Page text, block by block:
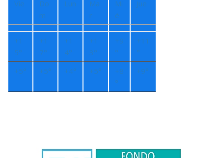
Vie
Do
m
Lun
Ma
r
Mi
é
Jue
+1
5°
+1
7°
+1
4°
+1
3°
+9
°
+11
°
+5° +5° +4° +5° +8
°
+9°